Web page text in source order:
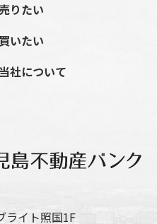
りたい
買いたい
当社について
ライト照国1F